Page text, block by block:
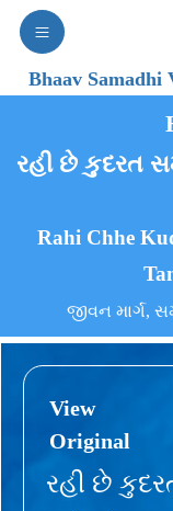
Bhaav Samadhi
રહી છે કુદરત
Rahi Chhe
જીવન માર્ગ,
View
Original
રહી છે